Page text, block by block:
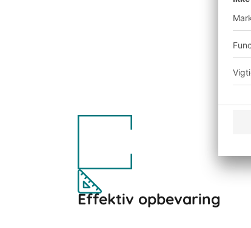
Effektiv opbevaring